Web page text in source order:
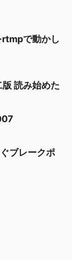
で動かし
読み始めた
ブレークポ